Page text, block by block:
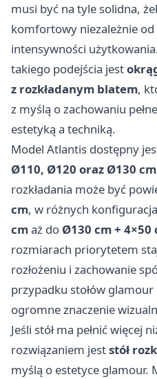
musi być na tyle solidna,
komfortowy niezależnie
intensywności
takiego podejścia jest
z rozkładanym blatem,
z myślą o zachowaniu
estetyką a techniką.
Model Atlantis dostępny
Ø110, Ø120 oraz Ø130 cm
rozkładania może być
cm, w różnych
cmaż do Ø130 cm + 4×50
rozmiarach priorytetem
rozłożeniu i zachowanie
przypadku stołów
ogromne znaczenie
Jeśli stół ma pełnić więcej
rozwiązaniem jeststół
myślą o estetyce glamour.